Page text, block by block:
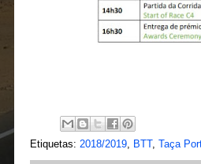
Etiquetas: 2018/2019, BTT, Taça